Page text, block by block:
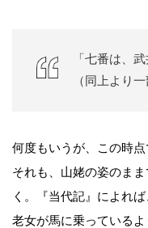
「七番は、
（同上より一
何度もいうが、この時点
それも、山姥の姿のま
く。『当代記』によれ
老女が馬に乗っているよ